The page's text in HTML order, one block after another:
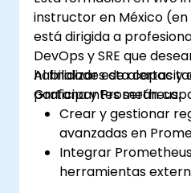
instructor en México
está dirigida a
DevOps y SRE que
habilidades de alertas y
Grafana y Prometheus.
Al finalizar esta
participantes serán
Crear y gestionar
avanzadas en
Integrar
herramientas